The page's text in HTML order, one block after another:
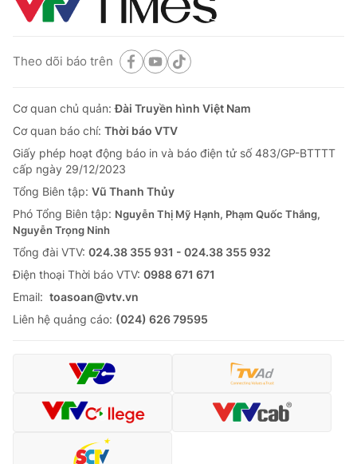
Theo dõi báo trên
Cơ quan chủ quản:Đài Truyền hình Việt Nam
Cơ quan báo chí: Thời báo VTV
Giấy phép hoạt động báo in và báo điện tử số 483/GP-BTTTT
cấp ngày 29/12/2023
Tổng Biên tập: Vũ Thanh Thủy
Phó Tổng Biên tập: Nguyễn Thị Mỹ Hạnh, Phạm Quốc Thắng,
Nguyễn Trọng Ninh
Tổng đài VTV: 024.38 355 931 - 024.38 355 932
Ðiện thoại Thời báo VTV: 0988 671 671
Email: toasoan@vtv.vn
Liên hệ quảng cáo: (024) 626 79595